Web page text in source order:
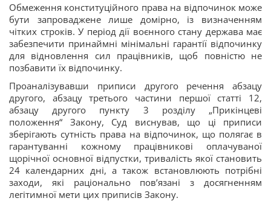
Обмеження конституційного права на відпочинок може
бути запроваджене лише домірно, із визначенням
чітких строків. У період дії воєнного стану держава має
забезпечити принаймні мінімальні гарантії відпочинку
для відновлення сил працівників, щоб повністю не
позбавити їх відпочинку.
Проаналізувавши приписи другого речення абзацу
другого, абзацу третього частини першої статті 12,
абзацу другого пункту 3 розділу „Прикінцеві
положення“ Закону, Суд виснував, що ці приписи
зберігають сутність права на відпочинок, що полягає в
гарантуванні кожному працівникові оплачуваної
щорічної основної відпустки, тривалість якої становить
24 календарних дні, а також встановлюють потрібні
заходи, які раціонально пов’язані з досягненням
легітимної мети цих приписів Закону.